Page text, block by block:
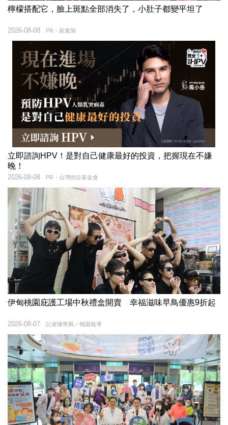
檸檬搭配它，臉上斑點全部消失了，小肚子都變平坦了
PR・新素簡
2026-08-08
立即諮詢HPV！是對自己健康最好的投資，把握現在不嫌
晚！
PR・台灣癌症基金會
2026-08-08
伊甸桃園庇護工場中秋禮盒開賣 幸福滋味早鳥優惠9折起
記者陳華興／桃園報導
2026-08-07